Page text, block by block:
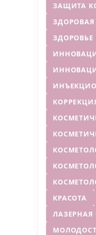
ЗАЩИТА
КРАСОТА